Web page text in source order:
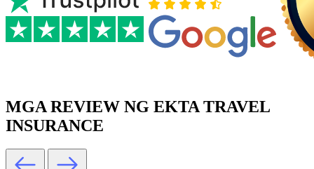
MGA REVIEW NG EKTA TRAVEL
INSURANCE